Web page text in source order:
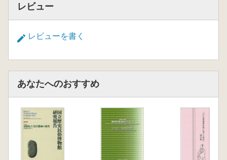
技術
【調査研究活動報告】
永嶋正春 下宅部遺跡出土縄文時代赤色顔料関
香 圧痕レプリカ法からみた下宅部遺跡の種実
真邉彩 下宅部遺跡における縄文土器の敷物圧
痕分析
【論文】
佐々木由香・小林和貴・鈴木三男・能城修一
レビュー
レビューを書く
あなたへのおすすめ